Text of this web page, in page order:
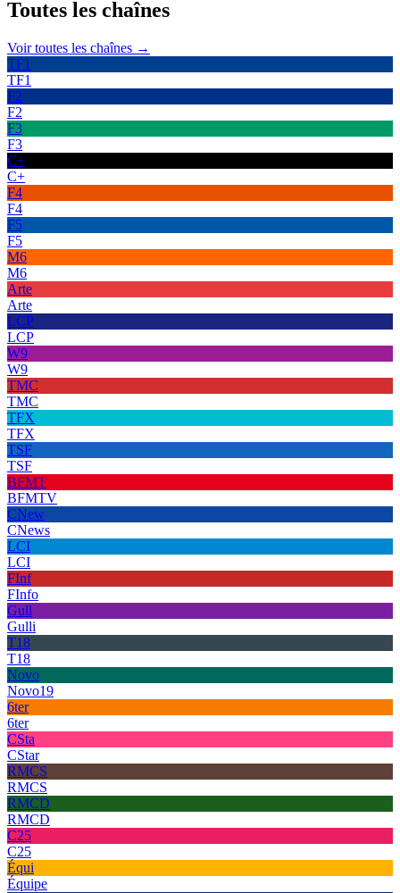
Toutes les chaînes
Voir toutes les chaînes →
TF1
TF1
F2
F2
F3
F3
C+
C+
F4
F4
F5
F5
M6
M6
Arte
Arte
LCP
LCP
W9
W9
TMC
TMC
TFX
TFX
TSF
TSF
BFMT
BFMTV
CNew
CNews
LCI
LCI
FInf
FInfo
Gull
Gulli
T18
T18
Novo
Novo19
6ter
6ter
CSta
CStar
RMCS
RMCS
RMCD
RMCD
C25
C25
Équi
Équipe